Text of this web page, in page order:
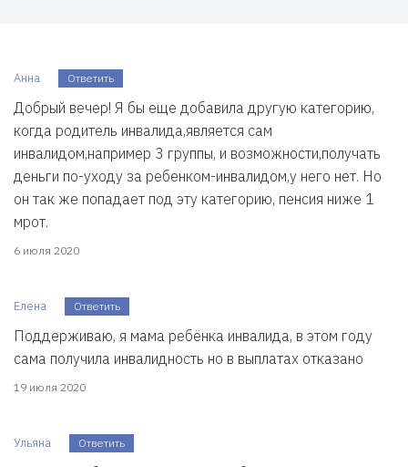
Анна Ответить
Добрый вечер! Я бы еще добавила другую категорию,
когда родитель инвалида,является сам
инвалидом,например 3 группы, и возможности,получать
деньги по-уходу за ребенком-инвалидом,у него нет. Но
он так же попадает под эту категорию, пенсия ниже 1
мрот.
6 июля 2020
Елена Ответить
Поддерживаю, я мама ребёнка инвалида, в этом году
сама получила инвалидность но в выплатах отказано
19 июля 2020
Ульяна Ответить